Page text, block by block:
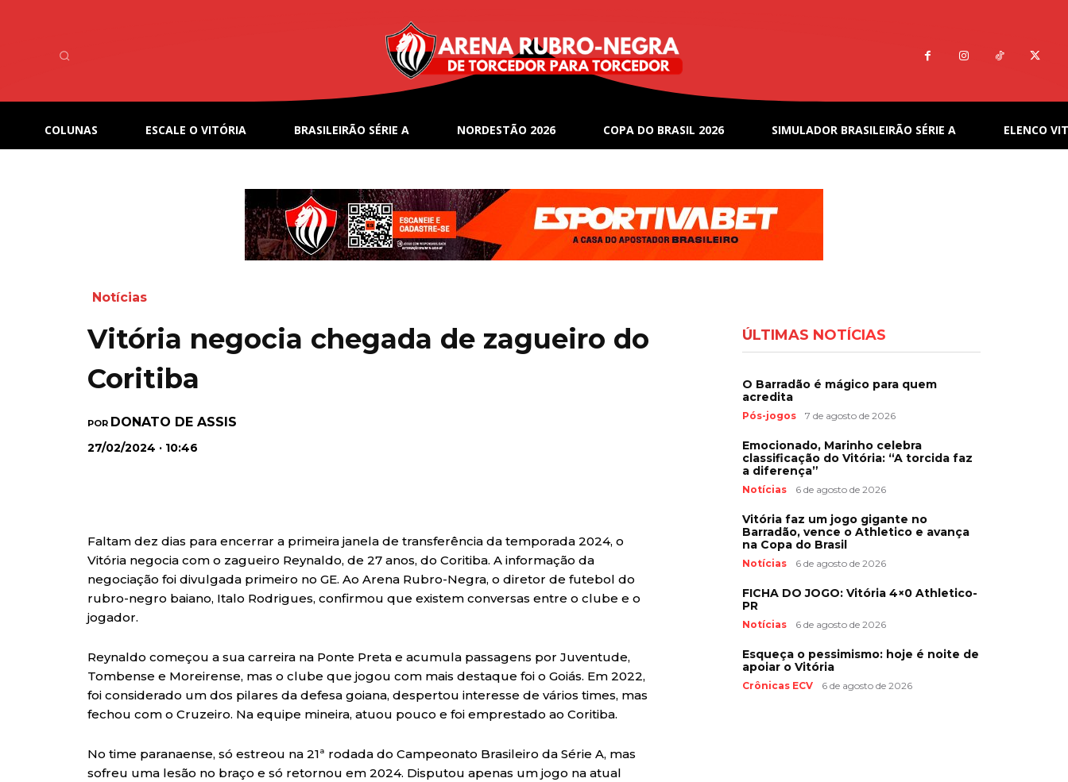
COLUNAS ESCALE O VITÓRIA BRASILEIRÃO SÉRIE A NORDESTÃO 2026 COPA DO BRASIL 2026 SIMULADOR BRASILEIRÃO SÉRIE A ELENCO
Notícias
Vitória negocia chegada de zagueiro do
Coritiba
POR DONATO DE ASSIS
27/02/2024 · 10:46
Faltam dez dias para encerrar a primeira janela de transferência da temporada 2024, o
Vitória negocia com o zagueiro Reynaldo, de 27 anos, do Coritiba. A informação da
negociação foi divulgada primeiro no GE. Ao Arena Rubro-Negra, o diretor de futebol do
rubro-negro baiano, Italo Rodrigues, confirmou que existem conversas entre o clube e o
jogador.
Reynaldo começou a sua carreira na Ponte Preta e acumula passagens por Juventude,
Tombense e Moreirense, mas o clube que jogou com mais destaque foi o Goiás. Em 2022,
foi considerado um dos pilares da defesa goiana, despertou interesse de vários times, mas
fechou com o Cruzeiro. Na equipe mineira, atuou pouco e foi emprestado ao Coritiba.
No time paranaense, só estreou na 21ª rodada do Campeonato Brasileiro da Série A, mas
sofreu uma lesão no braço e só retornou em 2024. Disputou apenas um jogo na atual
ÚLTIMAS NOTÍCIAS
O Barradão é mágico para quem
acredita
Pós-jogos 7 de agosto de 2026
Emocionado, Marinho celebra
classificação do Vitória: “A torcida faz
a diferença”
Notícias 6 de agosto de 2026
Vitória faz um jogo gigante no
Barradão, vence o Athletico e avança
na Copa do Brasil
Notícias 6 de agosto de 2026
FICHA DO JOGO: Vitória 4×0 Athletico-
PR
Notícias 6 de agosto de 2026
Esqueça o pessimismo: hoje é noite de
apoiar o Vitória
Crônicas ECV 6 de agosto de 2026